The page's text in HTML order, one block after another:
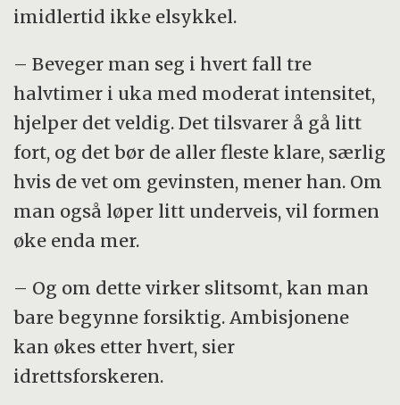
imidlertid ikke elsykkel.
– Beveger man seg i hvert fall tre
halvtimer i uka med moderat intensitet,
hjelper det veldig. Det tilsvarer å gå litt
fort, og det bør de aller fleste klare, særlig
hvis de vet om gevinsten, mener han. Om
man også løper litt underveis, vil formen
øke enda mer.
– Og om dette virker slitsomt, kan man
bare begynne forsiktig. Ambisjonene
kan økes etter hvert, sier
idrettsforskeren.